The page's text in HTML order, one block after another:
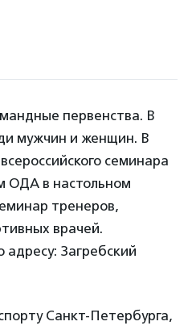
первенства. В
мужчин и женщин. В
семинара
ОДА в настольном
тренеров,
врачей.
Загребский
Санкт-Петербурга,